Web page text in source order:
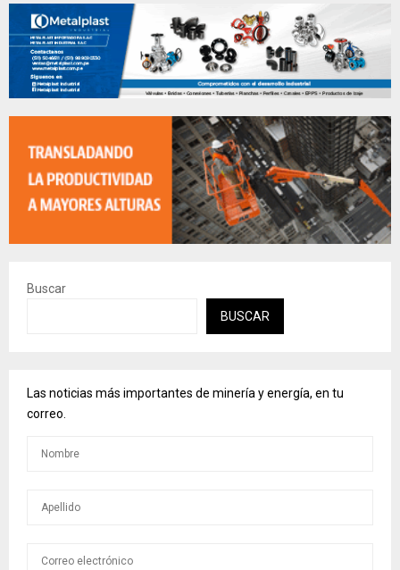
Buscar
BUSCAR
Las noticias más importantes de minería y energía, en tu
correo.